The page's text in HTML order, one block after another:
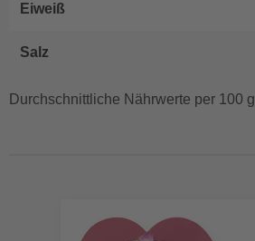
Eiweiß
Salz
Durchschnittliche Nährwerte per 100 g